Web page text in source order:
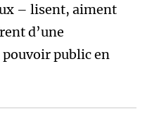
– lisent, aiment
d’une
public en